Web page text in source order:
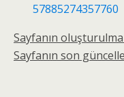
57885274357760
Sayfanın
Sayfanın son